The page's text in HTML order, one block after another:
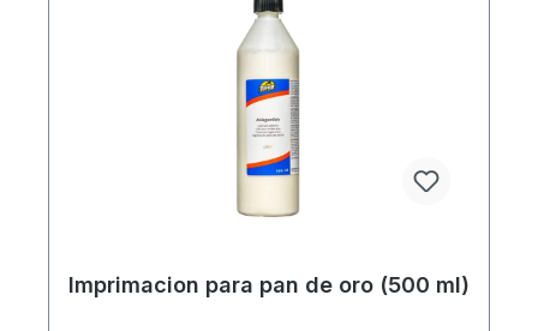
Imprimacion para pan de oro (500 ml)